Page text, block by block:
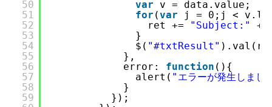
50
51
52
53
54
55
56
57
58
59
var
v = data.value;
for (var
j = 0;j <
ret +=
"Subject:"
+
}
$( "#txtResult"
},
error: function (){
alert( "エラーが発生しまし
}
});